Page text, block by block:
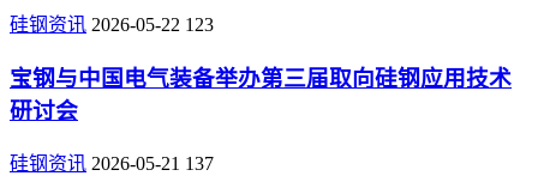
硅钢资讯 2026-05-22 123
宝钢与中国电气装备举办第三届取向硅钢应用技术
研讨会
硅钢资讯 2026-05-21 137